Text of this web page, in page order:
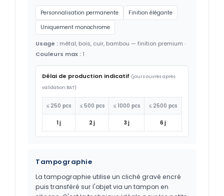
Personnalisation permanente
Finition élégante
Uniquement monochrome
Usage : métal, bois, cuir, bambou — finition premium ·
Couleurs max : 1
Délai de production indicatif (jours ouvrés après
validation BAT)
≤ 250 pcs ≤ 500 pcs ≤ 1000 pcs ≤ 2500 pcs
1 j 2 j 3 j 6 j
Tampographie
La tampographie utilise un cliché gravé encré
puis transféré sur l'objet via un tampon en